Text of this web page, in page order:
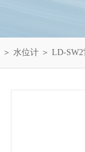
＞ 水位计 ＞ LD-